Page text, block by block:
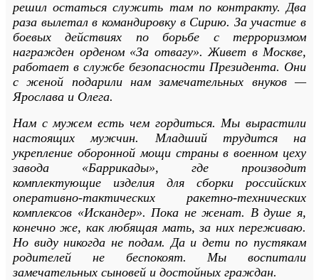
решил остаться служить там по контракту. Два
раза вылетал в командировку в Сирию. За участие в
боевых действиях по борьбе с терроризмом
награжден орденом «За отвагу». Живет в Москве,
работает в службе безопасности Президента. Они
с женой подарили нам замечательных внуков —
Ярослава и Олега.
Нам с мужем есть чем гордиться. Мы вырастили
настоящих мужчин. Младший трудится на
укрепление оборонной мощи страны в военном цеху
завода «Баррикады», где производит
комплектующие изделия для сборки российских
оперативно-тактических ракетно-технических
комплексов «Искандер». Пока не женат. В душе я,
конечно же, как любящая мать, за них переживаю.
Но виду никогда не подам. Да и дети по пустякам
родителей не беспокоят. Мы воспитали
замечательных сыновей и достойных граждан.